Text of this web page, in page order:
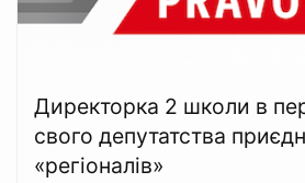
Директорка 2 школи в
свого депутатства
«регіоналів»